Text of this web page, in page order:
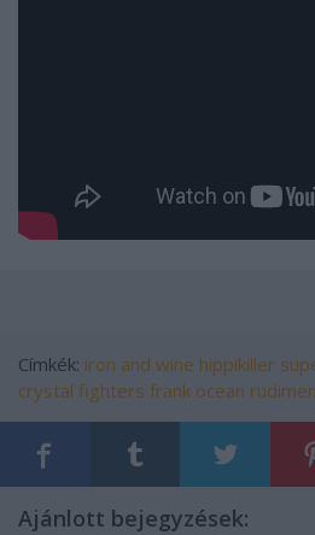
Címkék: iron and wine hippikiller
crystal fighters frank ocean
Ajánlott bejegyzések: